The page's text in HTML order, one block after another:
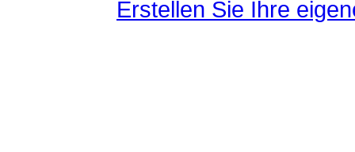
Erstellen Sie Ihre